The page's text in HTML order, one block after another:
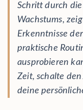
Schritt durch
Wachstums,
Erkenntnisse
praktische
ausprobieren
Zeit, schalte
deine